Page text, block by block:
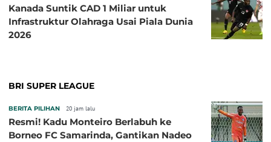
Kanada Suntik CAD 1 Miliar untuk
Infrastruktur Olahraga Usai Piala Dunia
2026
BRI SUPER LEAGUE
BERITA PILIHAN 20 jam lalu
Resmi! Kadu Monteiro Berlabuh ke
Borneo FC Samarinda, Gantikan Nadeo